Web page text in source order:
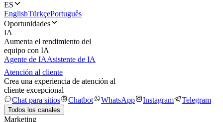
ES
EnglishTürkçePortuguês
Oportunidades
IA
Aumenta el rendimiento del
equipo con IA
Agente de IAAsistente de IA
Atención al cliente
Crea una experiencia de atención al
cliente excepcional
Chat para sitios
Chatbot WhatsApp Instagram Telegram
Todos los canales
Marketing